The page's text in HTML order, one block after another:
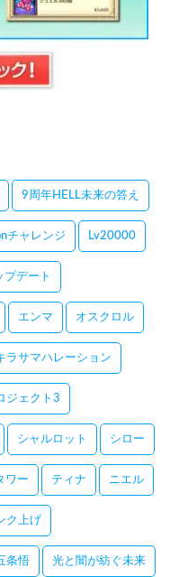
9周年HELL未来の答え
チャレンジ Lv20000
プデート
エンマ オスクロル
ラサマハレーション
ジェクト3
シャルロット シロー
ワー ティナ ニエル
ク上げ
条悟 光と闇が紡ぐ未来